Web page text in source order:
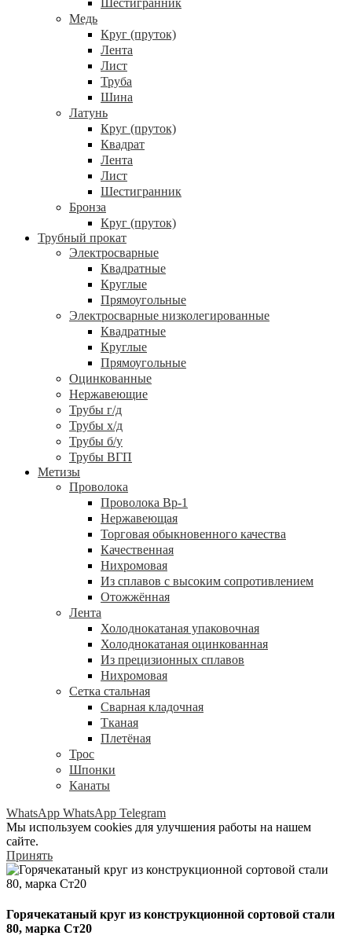
Медь
Круг (пруток)
Лента
Лист
Труба
Шина
Латунь
Круг (пруток)
Квадрат
Лента
Лист
Шестигранник
Бронза
Круг (пруток)
Трубный прокат
Электросварные
Квадратные
Круглые
Прямоугольные
Электросварные низколегированные
Квадратные
Круглые
Прямоугольные
Оцинкованные
Нержавеющие
Трубы г/д
Трубы х/д
Трубы б/у
Трубы ВГП
Метизы
Проволока
Проволока Вр-1
Нержавеющая
Торговая обыкновенного качества
Качественная
Нихромовая
Из сплавов с высоким сопротивлением
Отожжённая
Лента
Холоднокатаная упаковочная
Холоднокатаная оцинкованная
Из прецизионных сплавов
Нихромовая
Сетка стальная
Сварная кладочная
Тканая
Плетёная
Трос
Шпонки
Канаты
WhatsApp WhatsApp Telegram
Мы используем cookies для улучшения работы на нашем
сайте.
Принять
Горячекатаный круг из конструкционной сортовой стали
80, марка Ст20